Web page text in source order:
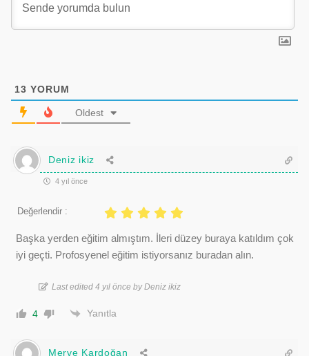
13 YORUM
Oldest
Deniz ikiz
4 yıl önce
Değerlendir :
Başka yerden eğitim almıştım. İleri düzey buraya katıldım çok
iyi geçti. Profosyenel eğitim istiyorsanız buradan alın.
Last edited 4 yıl önce by Deniz ikiz
4 Yanıtla
Merve Kardoğan